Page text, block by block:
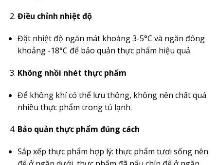
Điều chỉnh nhiệt độ
Đặt nhiệt độ ngăn mát khoảng 3-5°C và ngăn đông
khoảng -18°C để bảo quản thực phẩm hiệu quả.
Không nhồi nhét thực phẩm
Để không khí có thể lưu thông, không nên chất quá
nhiều thực phẩm trong tủ lạnh.
Bảo quản thực phẩm đúng cách
Sắp xếp thực phẩm hợp lý: thực phẩm tươi sống nên